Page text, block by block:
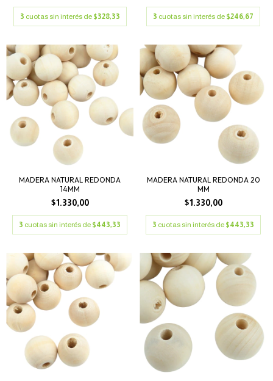
3 cuotas sin interés de $328,33 3 cuotas sin interés de $246,67
MADERA NATURAL REDONDA
14MM
$1.330,00
3 cuotas sin interés de $443,33
MADERA NATURAL REDONDA 20
MM
$1.330,00
3 cuotas sin interés de $443,33